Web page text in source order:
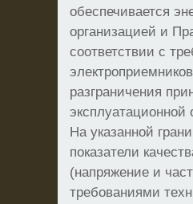
обеспечивается
организацией и
соответствии с
разграничения
эксплуатационной
На указанной
показатели
(напряжение и
требованиями